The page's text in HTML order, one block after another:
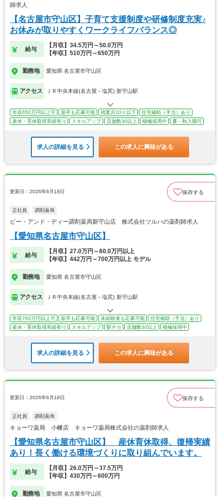
師求人
【名古屋市守山区】子育て支援制度や研修制度充実♪
お休みが取りやすくワークライフバランス◎
給与
【月収】34.5万円～50.0万円
【年収】510万円～650万円
勤務地 愛知県 名古屋市守山区
アクセス ＪＲ中央本線(名古屋－塩尻) 新守山駅
年収650万円以上可 新卒も応募可能 残業月10ｈ以下
住宅補助（手当）あり
産休・育休取得実績有り
スキルアップ 店舗数30以上 積極採用中 夏～秋入職可
求人の詳細を見る この求人に興味がある
更新日：2026年6月18日 保存する
正社員 調剤薬局
ビー・アンド・ディー調剤薬局新守山店 株式会社ツルハの薬剤師求人
【愛知県名古屋市守山区】
給与
【月収】27.0万円～60.0万円以上
【年収】442万円～700万円以上 モデル
勤務地 愛知県 名古屋市守山区
アクセス ＪＲ中央本線(名古屋－塩尻) 新守山駅
年収700万円以上可 新卒も応募可能 未経験者も応募可能
住宅補助（手当）あり
産休・育休取得実績有り
スキルアップ 駅チカ 店舗数30以上 積極採用中
求人の詳細を見る この求人に興味がある
更新日：2026年6月18日 保存する
正社員 調剤薬局
キョーワ薬局 小幡店 キョーワ薬局株式会社の薬剤師求人
【愛知県名古屋市守山区】 産休育休取得、復帰実績
あり！長く働ける環境づくりに取り組んでいます。
給与
【月収】26.0万円～37.5万円
【年収】430万円～600万円
勤務地 愛知県 名古屋市守山区